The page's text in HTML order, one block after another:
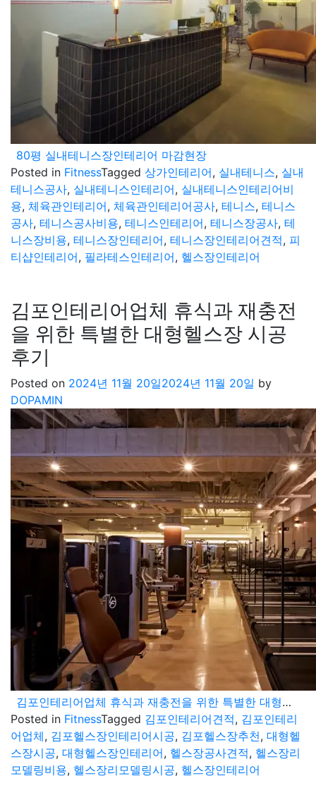
80평 실내테니스장인테리어 마감현장
Posted in FitnessTagged 상가인테리어, 실내테니스, 실내
테니스공사, 실내테니스인테리어, 실내테니스인테리어비
용, 체육관인테리어, 체육관인테리어공사, 테니스, 테니스
공사, 테니스공사비용, 테니스인테리어, 테니스장공사, 테
니스장비용, 테니스장인테리어, 테니스장인테리어견적, 피
티샵인테리어, 필라테스인테리어, 헬스장인테리어
김포인테리어업체 휴식과 재충전
을 위한 특별한 대형헬스장 시공
후기
Posted on 2024년 11월 20일2024년 11월 20일 by
DOPAMIN
김포인테리어업체 휴식과 재충전을 위한 특별한 대형헬스장 시공후기
Posted in FitnessTagged 김포인테리어견적, 김포인테리
어업체, 김포헬스장인테리어시공, 김포헬스장추천, 대형헬
스장시공, 대형헬스장인테리어, 헬스장공사견적, 헬스장리
모델링비용, 헬스장리모델링시공, 헬스장인테리어